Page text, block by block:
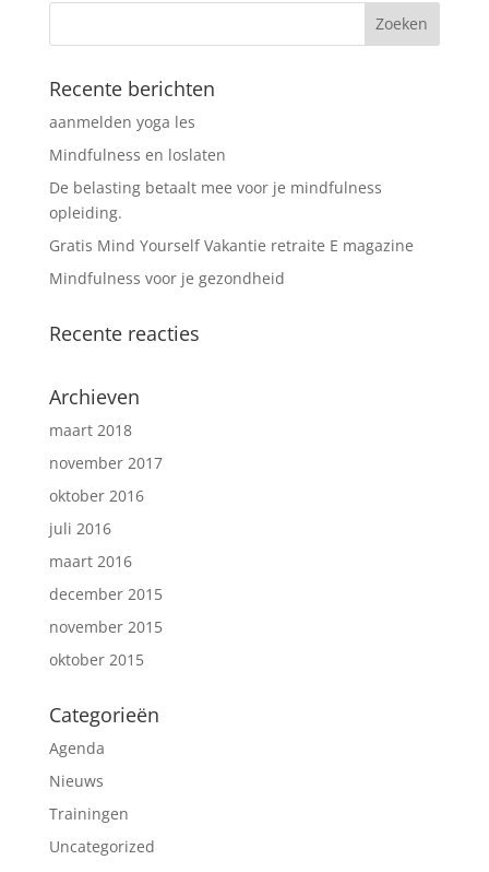
Recente berichten
aanmelden yoga les
Mindfulness en loslaten
De belasting betaalt mee voor je mindfulness
opleiding.
Gratis Mind Yourself Vakantie retraite E magazine
Mindfulness voor je gezondheid
Recente reacties
Archieven
maart 2018
november 2017
oktober 2016
juli 2016
maart 2016
december 2015
november 2015
oktober 2015
Categorieën
Agenda
Nieuws
Trainingen
Uncategorized